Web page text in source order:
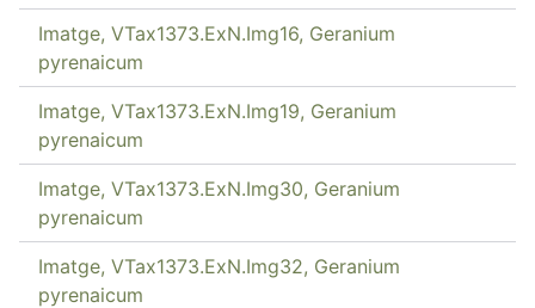
Imatge, VTax1373.ExN.Img16, Geranium
pyrenaicum
Imatge, VTax1373.ExN.Img19, Geranium
pyrenaicum
Imatge, VTax1373.ExN.Img30, Geranium
pyrenaicum
Imatge, VTax1373.ExN.Img32, Geranium
pyrenaicum